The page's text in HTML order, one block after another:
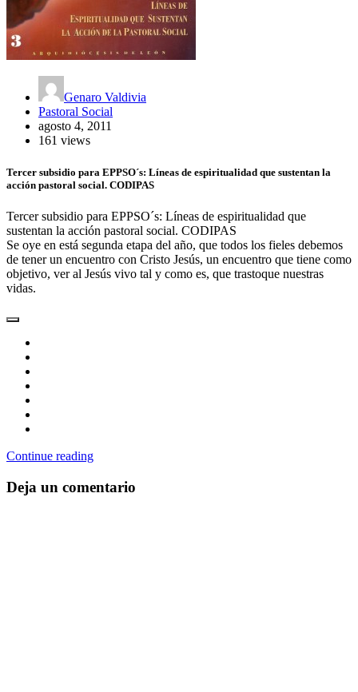
Genaro Valdivia
Pastoral Social
agosto 4, 2011
161 views
Tercer subsidio para EPPSO´s: Líneas de espiritualidad que sustentan la
acción pastoral social. CODIPAS
Tercer subsidio para EPPSO´s: Líneas de espiritualidad que
sustentan la acción pastoral social. CODIPAS
Se oye en está segunda etapa del año, que todos los fieles debemos
de tener un encuentro con Cristo Jesús, un encuentro que tiene como
objetivo, ver al Jesús vivo tal y como es, que trastoque nuestras
vidas.
Continue reading
Deja un comentario